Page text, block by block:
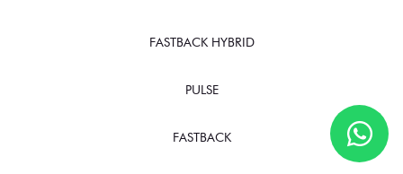
FASTBACK HYBRID
PULSE
FASTBACK